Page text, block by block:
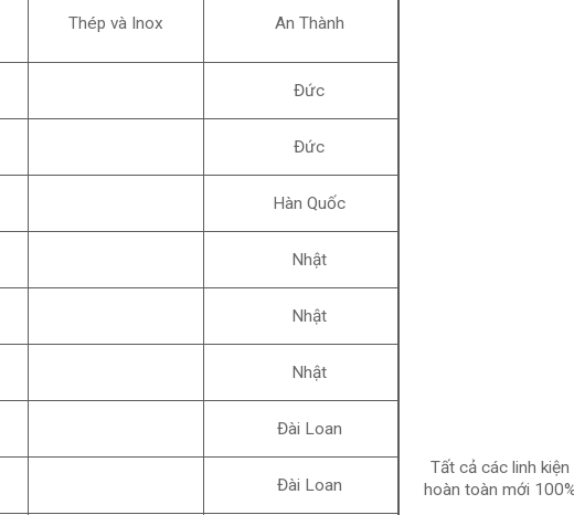
Tất cả các linh kiện
hoàn toàn mới
Thép và Inox An Thành
Đức
Đức
Hàn Quốc
Nhật
Nhật
Nhật
Đài Loan
Đài Loan